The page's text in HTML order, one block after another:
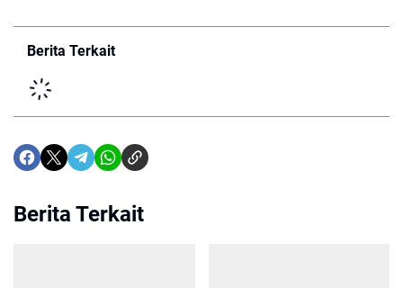
Berita Terkait
Berita Terkait